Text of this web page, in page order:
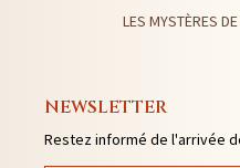
LES MYSTÈRES
NEWSLETTER
Restez informé de l'arrivée